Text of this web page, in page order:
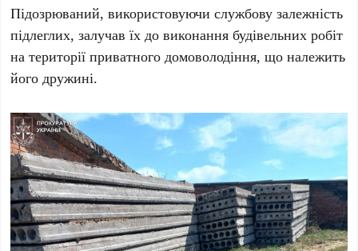
Підозрюваний, використовуючи службову залежність
підлеглих, залучав їх до виконання будівельних робіт
на території приватного домоволодіння, що належить
його дружині.